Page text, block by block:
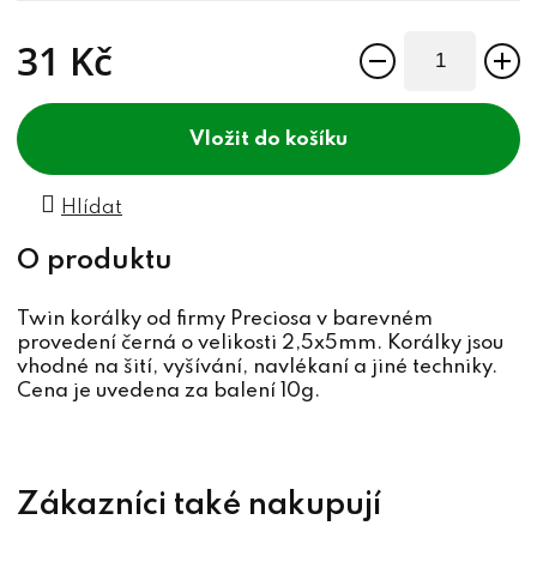
31 Kč
do košíku
Hlídat
Twin korálky od firmy Preciosa v barevném
provedení černá o velikosti 2,5x5mm. Korálky jsou
vhodné na šití, vyšívání, navlékaní a jiné techniky.
Cena je uvedena za balení 10g.